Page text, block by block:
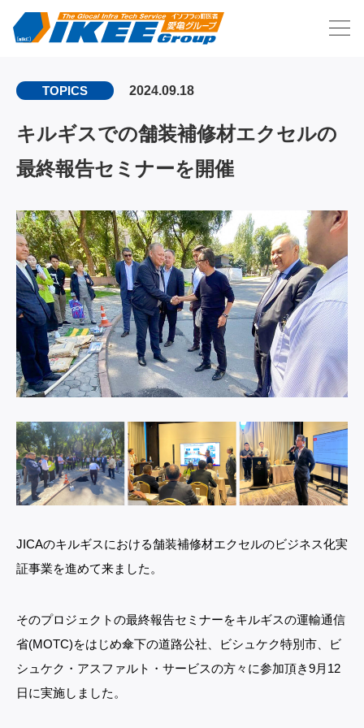
TOPICS 2024.09.18
キルギスでの舗装補修材エクセルの
最終報告セミナーを開催
JICAのキルギスにおける舗装補修材エクセルのビジネス化実
証事業を進めて来ました。
そのプロジェクトの最終報告セミナーをキルギスの運輸通信
省(MOTC)をはじめ傘下の道路公社、ビシュケク特別市、ビ
シュケク・アスファルト・サービスの方々に参加頂き9月12
日に実施しました。